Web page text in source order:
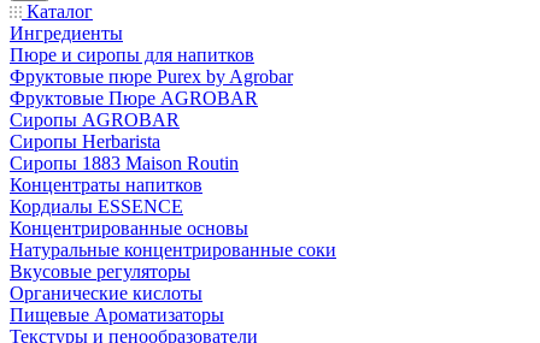
Каталог
Ингредиенты
Пюре и сиропы для напитков
Фруктовые пюре Purex by Agrobar
Фруктовые Пюре AGROBAR
Сиропы AGROBAR
Сиропы Herbarista
Сиропы 1883 Maison Routin
Концентраты напитков
Кордиалы ESSENCE
Концентрированные основы
Натуральные концентрированные соки
Вкусовые регуляторы
Органические кислоты
Пищевые Ароматизаторы
Текстуры и пенообразователи